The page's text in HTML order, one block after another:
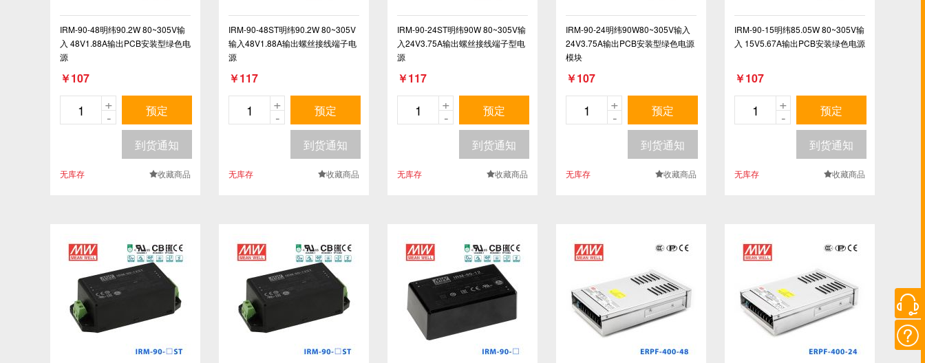
IRM-90-48明纬90.2W 80~305V输
入 48V1.88A输出PCB安装型绿色电
源
￥107
-
+ 预定
到货通知
无库存 .收藏商品
IRM-90-48ST明纬90.2W 80~305V
输入48V1.88A输出螺丝接线端子电
源
￥117
-
+ 预定
到货通知
无库存 .收藏商品
IRM-90-24ST明纬90W 80~305V输
入24V3.75A输出螺丝接线端子型电
源
￥117
-
+ 预定
到货通知
无库存 .收藏商品
IRM-90-24明纬90W80~305V输入
24V3.75A输出PCB安装型绿色电源
模块
￥107
-
+ 预定
到货通知
无库存 .收藏商品
IRM-90-15明纬85.05W 80~305V输
入 15V5.67A输出PCB安装绿色电源
￥107
-
+ 预定
到货通知
无库存 .收藏商品

